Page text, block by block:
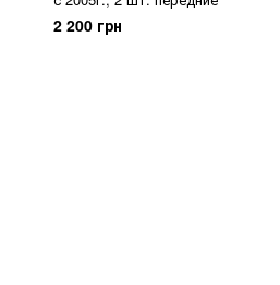
2 200 грн